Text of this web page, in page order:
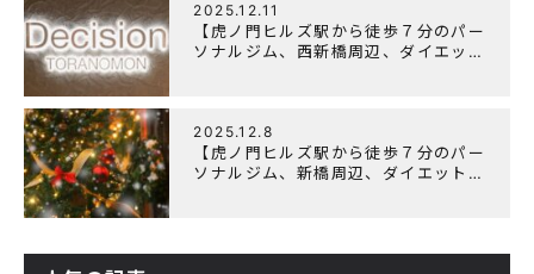
2025.12.11
【虎ノ門ヒルズ駅から徒歩７分のパー
ソナルジム、西新橋周辺、ダイエット
2025.12.8
【虎ノ門ヒルズ駅から徒歩７分のパー
ソナルジム、新橋周辺、ダイエットに